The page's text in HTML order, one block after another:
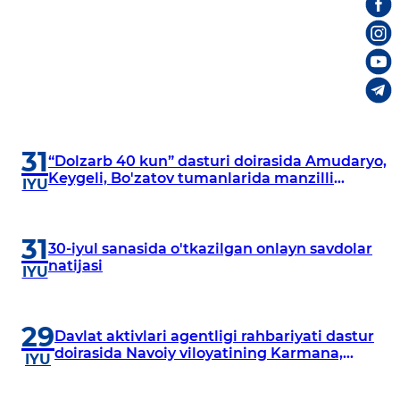
31
IYU
“Dolzarb 40 kun” dasturi doirasida Amudaryo,
Keygeli, Bo'zatov tumanlarida manzilli
31
IYU
30-iyul sanasida o'tkazilgan onlayn savdolar
natijasi
29
IYU
Davlat aktivlari agentligi rahbariyati dastur
doirasida Navoiy viloyatining Karmana,